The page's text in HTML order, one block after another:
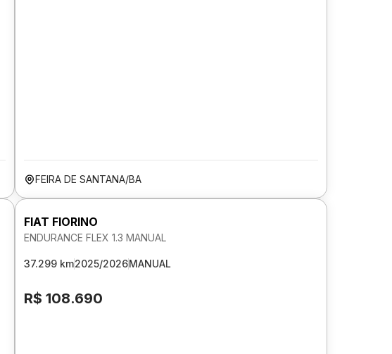
FEIRA DE SANTANA/BA
FIAT FIORINO
ENDURANCE FLEX 1.3 MANUAL
37.299 km2025/2026MANUAL
R$ 108.690